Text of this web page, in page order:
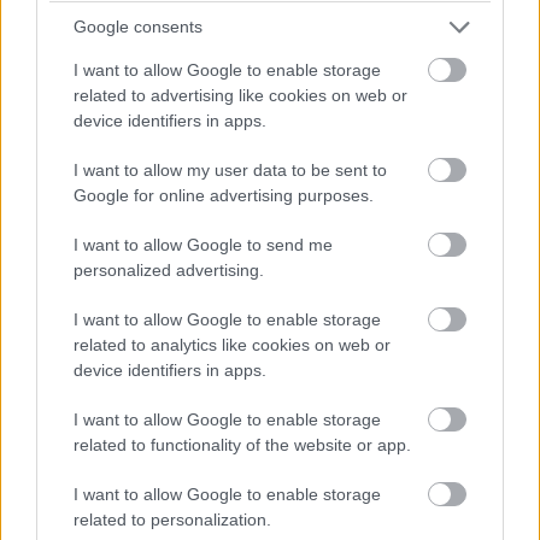
Google consents
I want to allow Google to enable storage
related to advertising like cookies on web or
device identifiers in apps.
I want to allow my user data to be sent to
Google for online advertising purposes.
I want to allow Google to send me
personalized advertising.
I want to allow Google to enable storage
related to analytics like cookies on web or
device identifiers in apps.
I want to allow Google to enable storage
related to functionality of the website or app.
I want to allow Google to enable storage
related to personalization.
Ikker Zsolt|2024 április 28. 11:05
Kiderülhetett, milyen nagy trükköt tartogat az
idén debütáló Galaxy Watch 7.
A Samsung ugyan az Apple-től közel három évvel
lemaradva, csak 2018 nyarán dobta piacra az első
generációs okosóráját, a dél-koreai gyártó termékei
azonban hamar megtalálták a saját közönségüket,
gyakorlatilag bérelt helyet vívva ki maguknak az
ajánlatai között.